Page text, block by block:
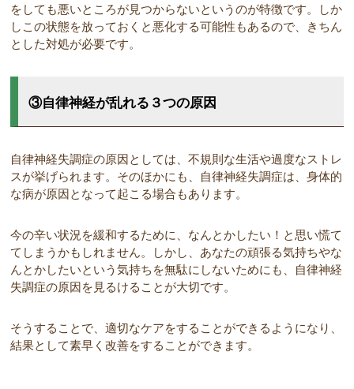
をしても悪いところが見つからないというのが特徴です。しか
しこの状態を放っておくと悪化する可能性もあるので、きちん
とした対処が必要です。
③自律神経が乱れる３つの原因
自律神経失調症の原因としては、不規則な生活や過度なストレ
スが挙げられます。そのほかにも、自律神経失調症は、身体的
な病が原因となって起こる場合もあります。
今の辛い状況を緩和するために、なんとかしたい！と思い慌て
てしまうかもしれません。しかし、あなたの頑張る気持ちやな
んとかしたいという気持ちを無駄にしないためにも、自律神経
失調症の原因を見るけることが大切です。
そうすることで、適切なケアをすることができるようになり、
結果として素早く改善をすることができます。